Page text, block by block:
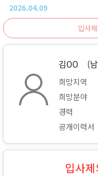
2026.04.09
입사
김OO (
희망지역
희망분야
경력
공개이력서
입사